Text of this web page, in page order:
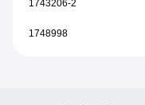
1743206-2
1748998